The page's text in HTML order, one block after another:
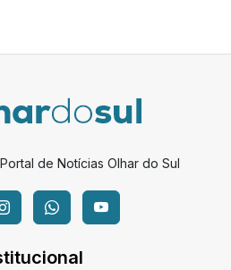
de Notícias Olhar do Sul